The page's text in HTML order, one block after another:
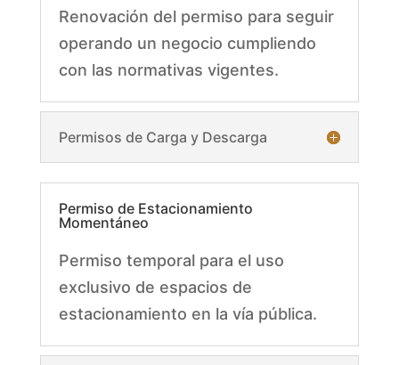
Renovación del permiso para seguir
operando un negocio cumpliendo
con las normativas vigentes.
Permisos de Carga y Descarga
Permiso de Estacionamiento
Momentáneo
Permiso temporal para el uso
exclusivo de espacios de
estacionamiento en la vía pública.